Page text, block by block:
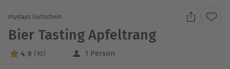
mydays Gutschein
Bier Tasting Apfeltrang
4.9 Sterne von 5 aus 10 Bewertungen
4.9 (10) 1 Person